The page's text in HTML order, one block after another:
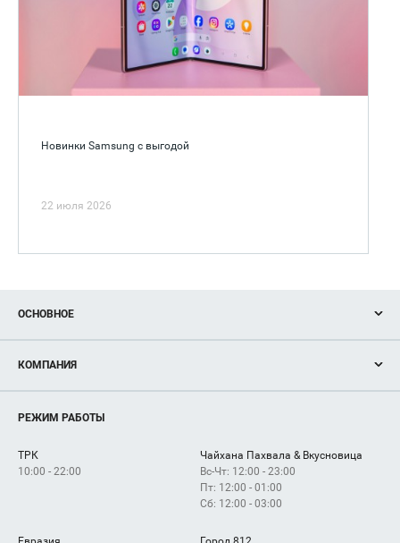
Новинки Samsung с выгодой
22 июля 2026
ОСНОВНОЕ
Новости
Магазины
Услуги
КОМПАНИЯ
Рекламодателям
Как добраться
РЕЖИМ РАБОТЫ
ТРК
10:00 - 22:00
Чайхана Пахвала & Вкусновица
Вс-Чт: 12:00 - 23:00
Пт: 12:00 - 01:00
Сб: 12:00 - 03:00